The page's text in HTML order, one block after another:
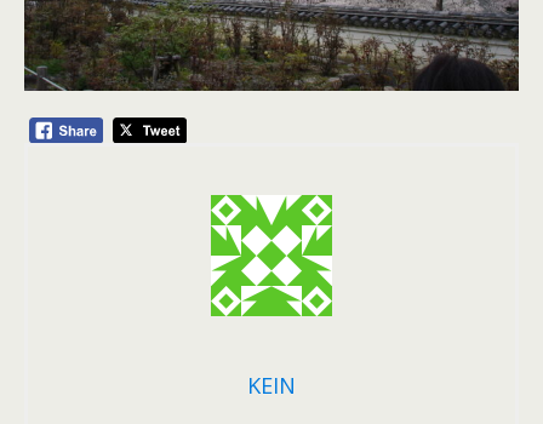
KEIN